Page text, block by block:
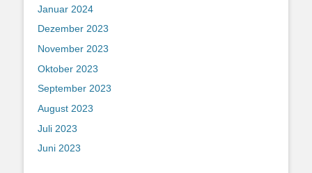
Januar 2024
Dezember 2023
November 2023
Oktober 2023
September 2023
August 2023
Juli 2023
Juni 2023